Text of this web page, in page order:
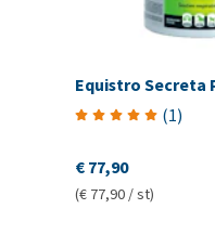
Equistro Secreta
(1)
€ 77,90
(€ 77,90 / st)